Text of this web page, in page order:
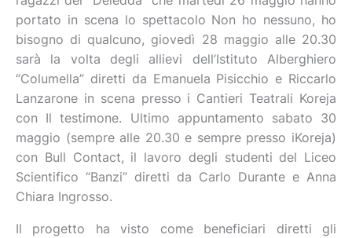
portato in scena lo spettacolo Non ho nessuno, ho
bisogno di qualcuno, giovedì 28 maggio alle 20.30
sarà la volta degli allievi dell’Istituto Alberghiero
“Columella” diretti da Emanuela Pisicchio e Riccarlo
Lanzarone in scena presso i Cantieri Teatrali Koreja
con Il testimone. Ultimo appuntamento sabato 30
maggio (sempre alle 20.30 e sempre presso iKoreja)
con Bull Contact, il lavoro degli studenti del Liceo
Scientifico “Banzi” diretti da Carlo Durante e Anna
Chiara Ingrosso.
Il progetto ha visto come beneficiari diretti gli